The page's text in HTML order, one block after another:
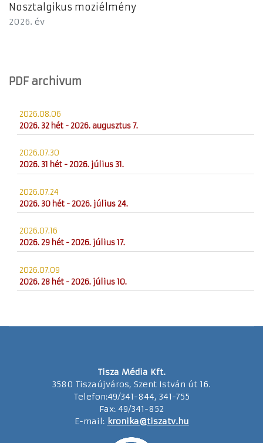
Nosztalgikus moziélmény
2026. év
PDF archivum
2026.08.06
2026. 32 hét - 2026. augusztus 7.
2026.07.30
2026. 31 hét - 2026. július 31.
2026.07.24
2026. 30 hét - 2026. július 24.
2026.07.16
2026. 29 hét - 2026. július 17.
2026.07.09
2026. 28 hét - 2026. július 10.
Tisza Média Kft.
3580 Tiszaújváros, Szent István út 16.
Telefon:49/341-844, 341-755
Fax: 49/341-852
E-mail: kronika@tiszatv.hu